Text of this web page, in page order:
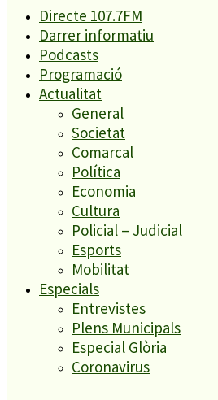
Directe 107.7FM
Darrer informatiu
Podcasts
Programació
Actualitat
General
Societat
Comarcal
Política
Economia
Cultura
Policial – Judicial
Esports
Mobilitat
Especials
Entrevistes
Plens Municipals
Especial Glòria
Coronavirus
persona ni partit polític amb el
Un especial que es publicava
defensava el manteniment de
ubicació primera al casal de la
palafollenc es va veure obligat
polèmica que va suscitar les
de l’aparcament.
RIP titulava l’especial
pantalons», per haver canviat
l’aparcament, i incloïa una
expresidents Macià i
formació que va criticar primer
l’aparcament al casal de la dona.
A partir d’ara no et
els titulars al